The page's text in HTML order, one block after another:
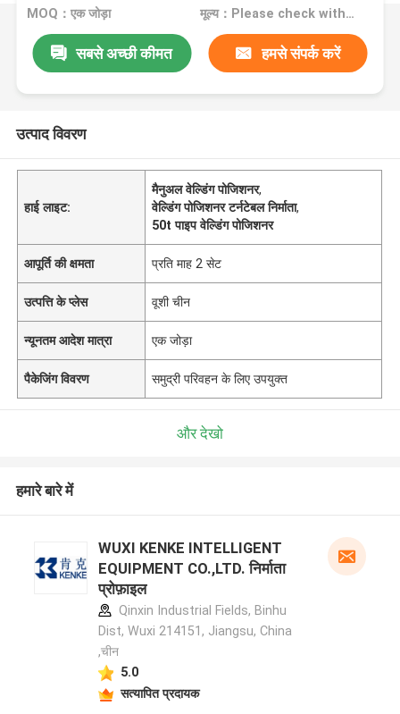
MOQ：एक जोड़ा मूल्य：Please check with us
सबसे अच्छी कीमत हमसे संपर्क करें
उत्पाद विवरण
हाई लाइट:
मैनुअल वेल्डिंग पोजिशनर,
वेल्डिंग पोजिशनर टर्नटेबल निर्माता,
50t पाइप वेल्डिंग पोजिशनर
आपूर्ति की क्षमता प्रति माह 2 सेट
उत्पत्ति के प्लेस वूशी चीन
न्यूनतम आदेश मात्रा एक जोड़ा
पैकेजिंग विवरण समुद्री परिवहन के लिए उपयुक्त
और देखो
हमारे बारे में
WUXI KENKE INTELLIGENT
EQUIPMENT CO.,LTD. निर्माता
प्रोफ़ाइल
Qinxin Industrial Fields, Binhu
Dist, Wuxi 214151, Jiangsu, China
,चीन
5.0
सत्यापित प्रदायक